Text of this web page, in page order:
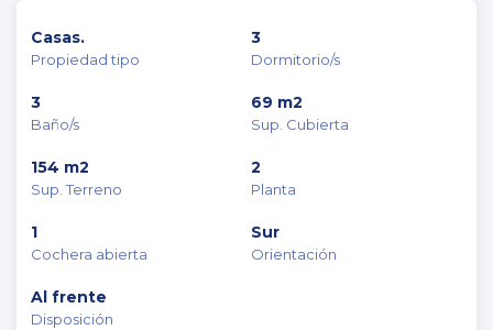
Casas.
Propiedad tipo
3
Dormitorio/s
3
Baño/s
69 m2
Sup. Cubierta
154 m2
Sup. Terreno
2
Planta
1
Cochera abierta
Sur
Orientación
Al frente
Disposición